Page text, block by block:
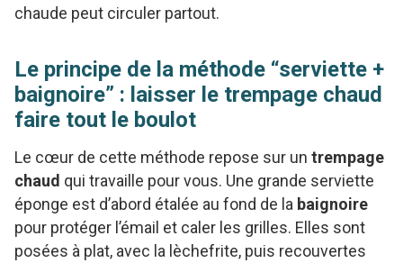
chaude peut circuler partout.
Le principe de la méthode “serviette +
baignoire” : laisser le trempage chaud
faire tout le boulot
Le cœur de cette méthode repose sur un trempage
chaud qui travaille pour vous. Une grande serviette
éponge est d’abord étalée au fond de la baignoire
pour protéger l’émail et caler les grilles. Elles sont
posées à plat, avec la lèchefrite, puis recouvertes